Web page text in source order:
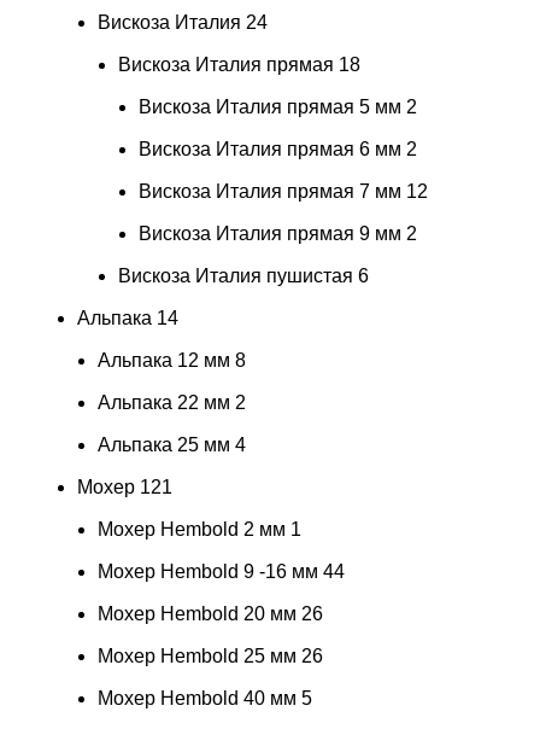
Вискоза Италия 24
Вискоза Италия прямая 18
Вискоза Италия прямая 5 мм 2
Вискоза Италия прямая 6 мм 2
Вискоза Италия прямая 7 мм 12
Вискоза Италия прямая 9 мм 2
Вискоза Италия пушистая 6
Альпака 14
Альпака 12 мм 8
Альпака 22 мм 2
Альпака 25 мм 4
Мохер 121
Мохер Hembold 2 мм 1
Мохер Hembold 9 -16 мм 44
Мохер Hembold 20 мм 26
Мохер Hembold 25 мм 26
Мохер Hembold 40 мм 5